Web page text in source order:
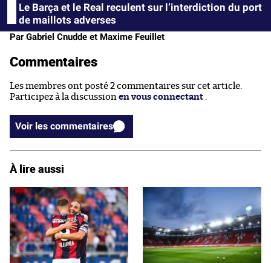
Le Barça et le Real reculent sur l’interdiction du port
de maillots adverses
Par Gabriel Cnudde et Maxime Feuillet
Commentaires
Les membres ont posté 2 commentaires sur cet article.
Participez à la discussion en vous connectant
Voir les commentaires
À lire aussi